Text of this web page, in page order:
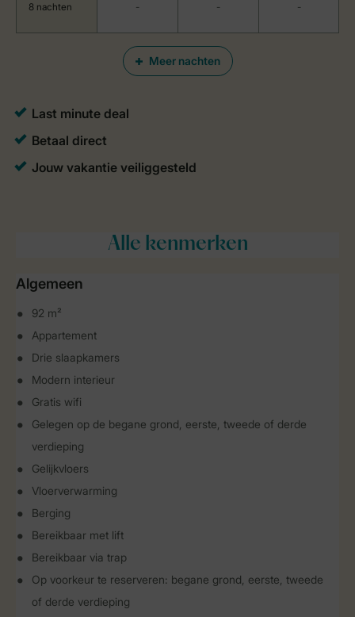
Meer nachten
8 nachten - - -
Alle kenmerken
Algemeen
92 m²
Appartement
Drie slaapkamers
Modern interieur
Gratis wifi
Gelegen op de begane grond, eerste, tweede of derde
verdieping
Gelijkvloers
Vloerverwarming
Berging
Bereikbaar met lift
Bereikbaar via trap
Op voorkeur te reserveren: begane grond, eerste, tweede
of derde verdieping